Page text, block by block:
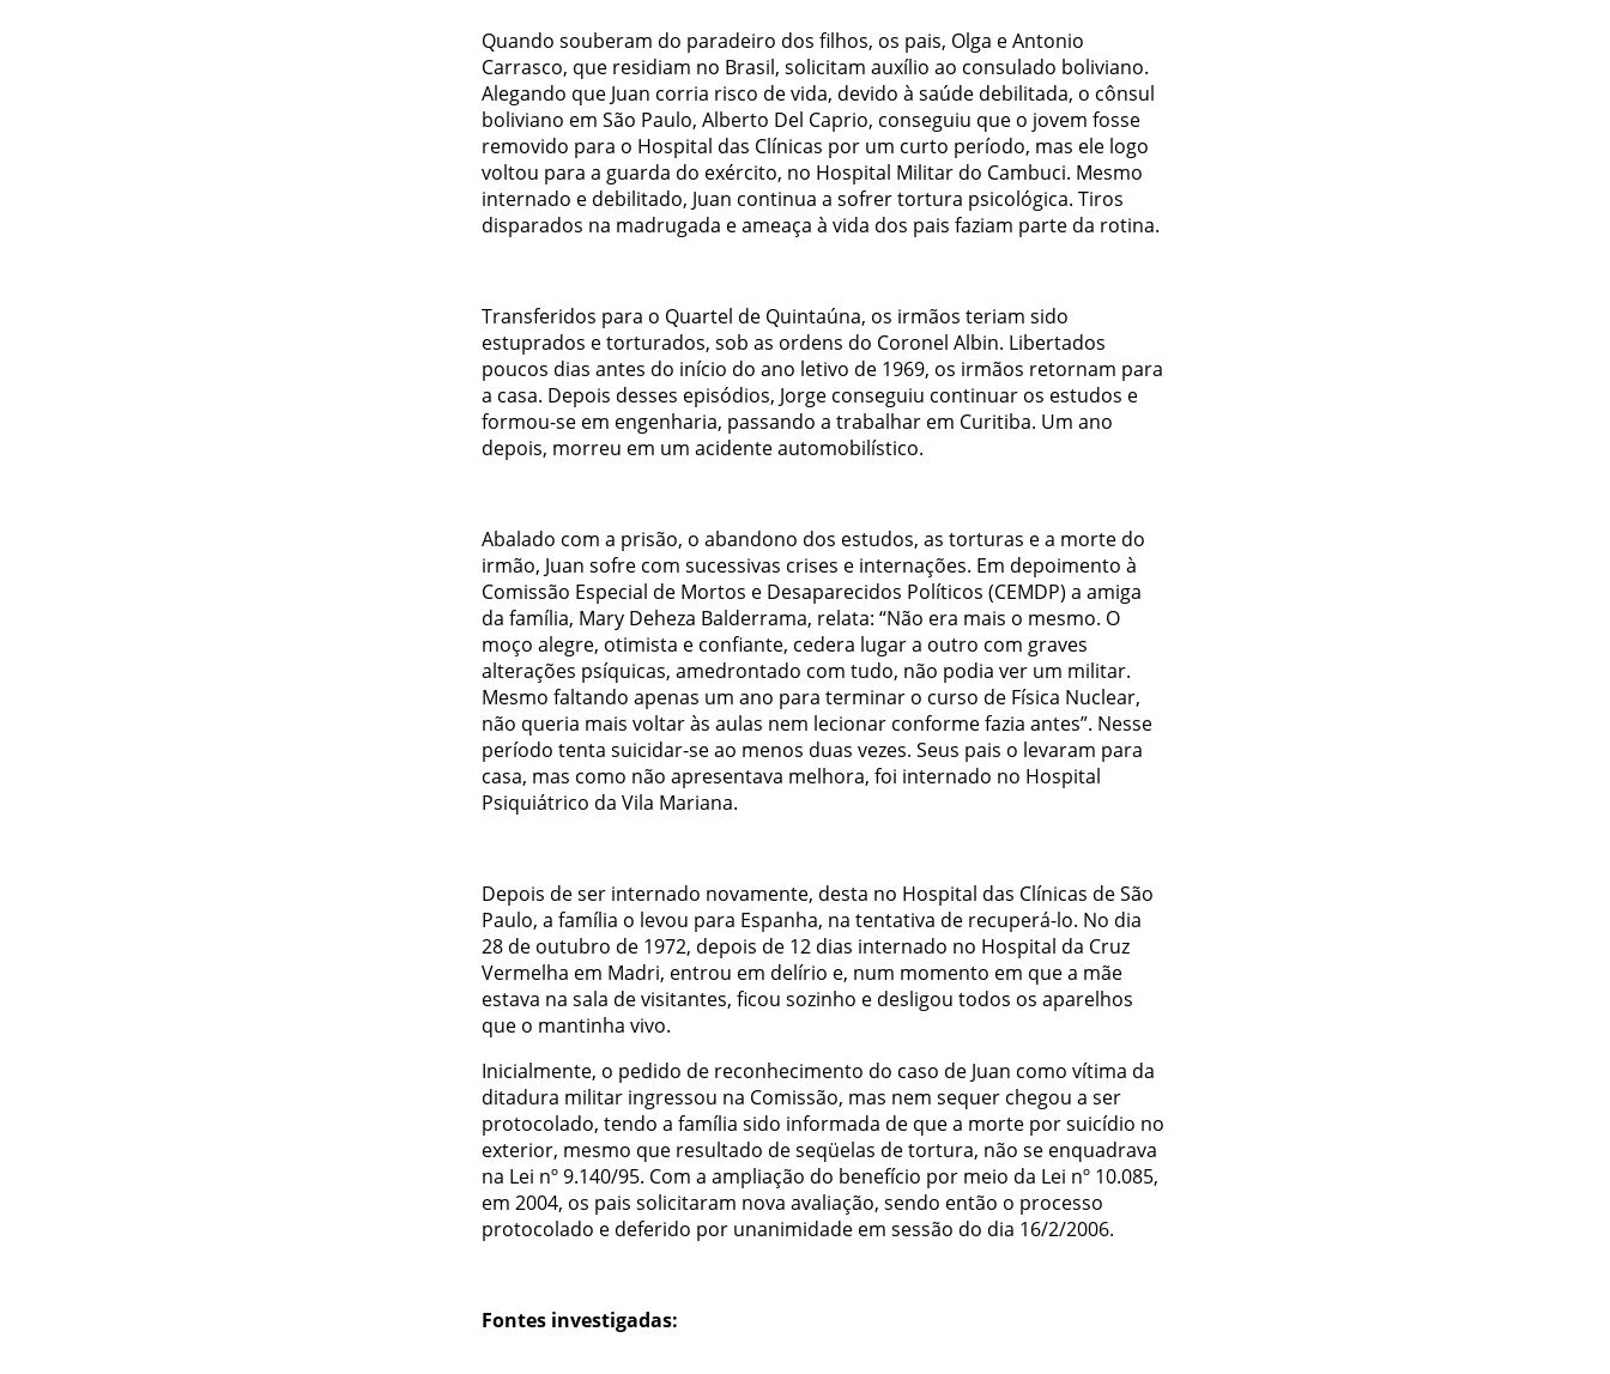
Quando souberam do paradeiro dos filhos, os pais, Olga e Antonio
Carrasco, que residiam no Brasil, solicitam auxílio ao consulado boliviano.
Alegando que Juan corria risco de vida, devido à saúde debilitada, o cônsul
boliviano em São Paulo, Alberto Del Caprio, conseguiu que o jovem fosse
removido para o Hospital das Clínicas por um curto período, mas ele logo
voltou para a guarda do exército, no Hospital Militar do Cambuci. Mesmo
internado e debilitado, Juan continua a sofrer tortura psicológica. Tiros
disparados na madrugada e ameaça à vida dos pais faziam parte da rotina.
Transferidos para o Quartel de Quintaúna, os irmãos teriam sido
estuprados e torturados, sob as ordens do Coronel Albin. Libertados
poucos dias antes do início do ano letivo de 1969, os irmãos retornam para
a casa. Depois desses episódios, Jorge conseguiu continuar os estudos e
formou-se em engenharia, passando a trabalhar em Curitiba. Um ano
depois, morreu em um acidente automobilístico.
Abalado com a prisão, o abandono dos estudos, as torturas e a morte do
irmão, Juan sofre com sucessivas crises e internações. Em depoimento à
Comissão Especial de Mortos e Desaparecidos Políticos (CEMDP) a amiga
da família, Mary Deheza Balderrama, relata: “Não era mais o mesmo. O
moço alegre, otimista e confiante, cedera lugar a outro com graves
alterações psíquicas, amedrontado com tudo, não podia ver um militar.
Mesmo faltando apenas um ano para terminar o curso de Física Nuclear,
não queria mais voltar às aulas nem lecionar conforme fazia antes”. Nesse
período tenta suicidar-se ao menos duas vezes. Seus pais o levaram para
casa, mas como não apresentava melhora, foi internado no Hospital
Psiquiátrico da Vila Mariana.
Depois de ser internado novamente, desta no Hospital das Clínicas de São
Paulo, a família o levou para Espanha, na tentativa de recuperá-lo. No dia
28 de outubro de 1972, depois de 12 dias internado no Hospital da Cruz
Vermelha em Madri, entrou em delírio e, num momento em que a mãe
estava na sala de visitantes, ficou sozinho e desligou todos os aparelhos
que o mantinha vivo.
Inicialmente, o pedido de reconhecimento do caso de Juan como vítima da
ditadura militar ingressou na Comissão, mas nem sequer chegou a ser
protocolado, tendo a família sido informada de que a morte por suicídio no
exterior, mesmo que resultado de seqüelas de tortura, não se enquadrava
na Lei nº 9.140/95. Com a ampliação do benefício por meio da Lei nº 10.085,
em 2004, os pais solicitaram nova avaliação, sendo então o processo
protocolado e deferido por unanimidade em sessão do dia 16/2/2006.
Fontes investigadas: